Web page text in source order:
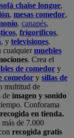
sofá chaise longue,
, mesas comedor,
, canapés,
, frigoríficos,
, y televisiones.
cualquiermuebles
. Crea el
de comedor y
comedor y sillas de
multitud de
de imagen y sonido
Conforama
en tienda.
más de 7.000
recogida gratis